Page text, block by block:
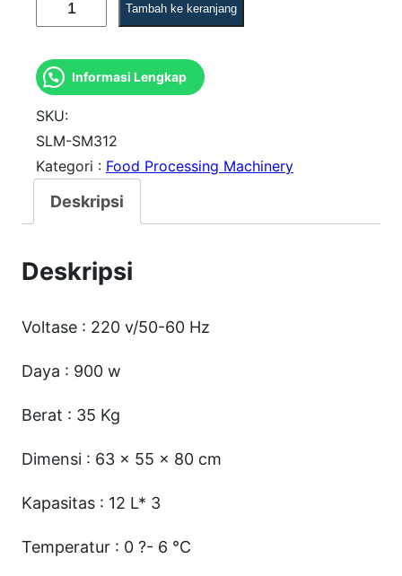
u
a
n
t
i
t
L
-
S
3
1
T
i
Tambah ke keranjang
Informasi Lengkap
SKU:
SLM-SM312
Kategori : Food Processing Machinery
Deskripsi
Deskripsi
Voltase : 220 v/50-60 Hz
Daya : 900 w
Berat : 35 Kg
Dimensi : 63 x 55 x 80 cm
Kapasitas : 12 L* 3
Temperatur : 0 ?- 6 °C